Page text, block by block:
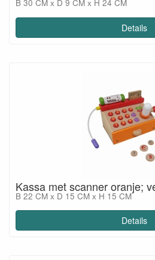
B 30 CM x D 9 CM x H 24 CM
Details
Kassa met scanner oranje;
B 22 CM x D 15 CM x H 15 CM
Details